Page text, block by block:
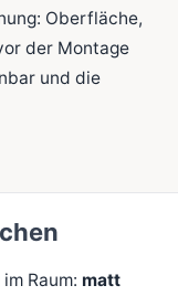
Oberfläche,
der Montage
und die
Raum: matt